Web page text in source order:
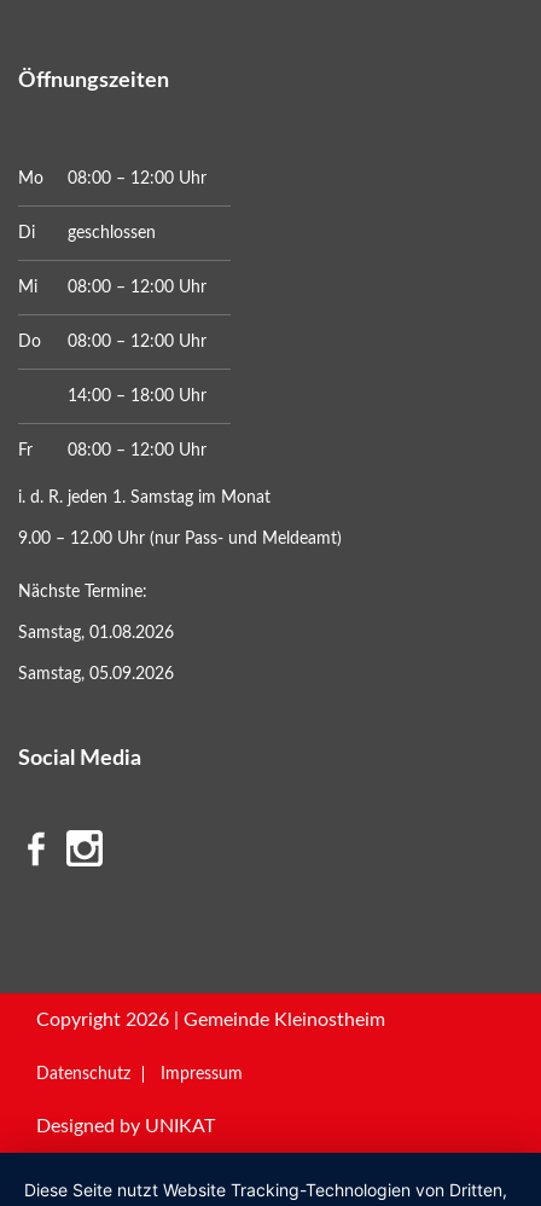
Öffnungszeiten
Mo 08:00 – 12:00 Uhr
Di geschlossen
Mi 08:00 – 12:00 Uhr
Do 08:00 – 12:00 Uhr
14:00 – 18:00 Uhr
Fr 08:00 – 12:00 Uhr
i. d. R. jeden 1. Samstag im Monat
9.00 – 12.00 Uhr (nur Pass- und Meldeamt)
Nächste Termine:
Samstag, 01.08.2026
Samstag, 05.09.2026
Social Media
Copyright 2026 | Gemeinde Kleinostheim
Datenschutz Impressum
Designed by UNIKAT
Diese Seite nutzt Website Tracking-Technologien von Dritten,